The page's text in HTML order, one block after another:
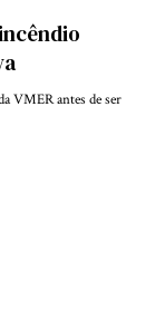
VMER antes de ser